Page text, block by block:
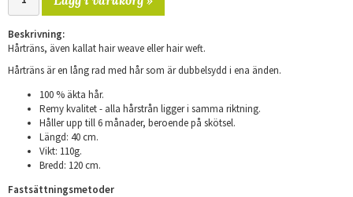
Beskrivning:
Hårträns, även kallat hair weave eller hair weft.
Hårträns är en lång rad med hår som är dubbelsydd i ena änden.
100 % äkta hår.
Remy kvalitet - alla hårstrån ligger i samma riktning.
Håller upp till 6 månader, beroende på skötsel.
Längd: 40 cm.
Vikt: 110g.
Bredd: 120 cm.
Fastsättningsmetoder